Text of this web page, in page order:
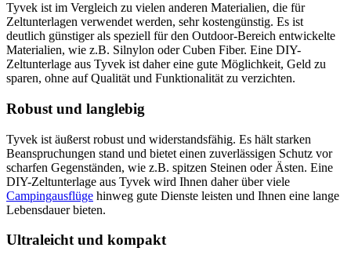
Tyvek ist im Vergleich zu vielen anderen Materialien, die für
Zeltunterlagen verwendet werden, sehr kostengünstig. Es ist
deutlich günstiger als speziell für den Outdoor-Bereich entwickelte
Materialien, wie z.B. Silnylon oder Cuben Fiber. Eine DIY-
Zeltunterlage aus Tyvek ist daher eine gute Möglichkeit, Geld zu
sparen, ohne auf Qualität und Funktionalität zu verzichten.
Robust und langlebig
Tyvek ist äußerst robust und widerstandsfähig. Es hält starken
Beanspruchungen stand und bietet einen zuverlässigen Schutz vor
scharfen Gegenständen, wie z.B. spitzen Steinen oder Ästen. Eine
DIY-Zeltunterlage aus Tyvek wird Ihnen daher über viele
Campingausflüge hinweg gute Dienste leisten und Ihnen eine lange
Lebensdauer bieten.
Ultraleicht und kompakt